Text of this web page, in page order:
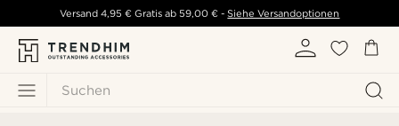
Suchen
Versand 4,95 € Gratis ab 59,00 € - Siehe Versandoptionen